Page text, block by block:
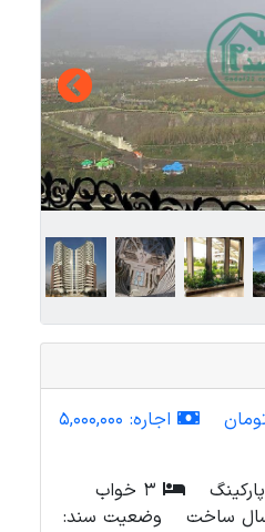
اجاره: 5,000,000
3 خواب
وضعیت سند: